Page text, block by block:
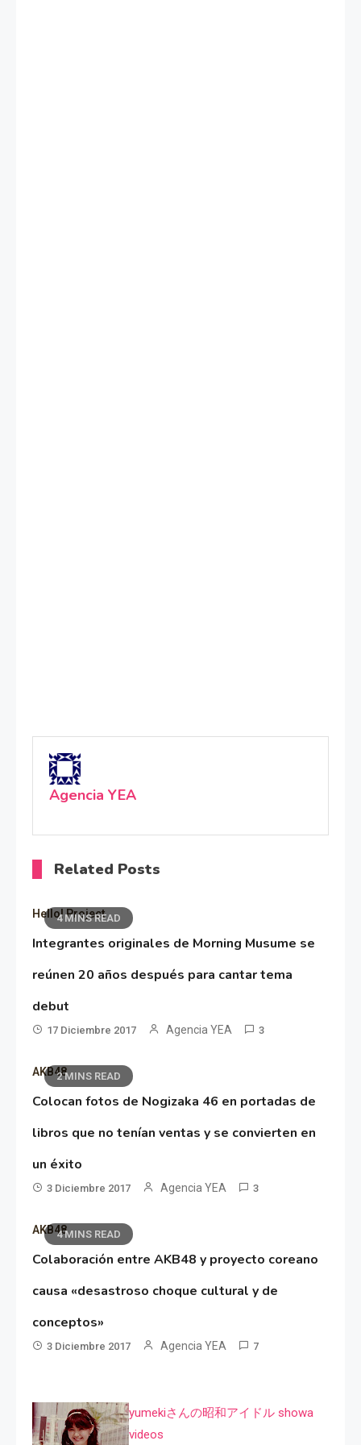
Agencia YEA
Related Posts
4 MINS READ
Hello! Project
Integrantes originales de Morning Musume se
reúnen 20 años después para cantar tema
debut
17 Diciembre 2017 Agencia YEA 3
2 MINS READ
AKB48
Colocan fotos de Nogizaka 46 en portadas de
libros que no tenían ventas y se convierten en
un éxito
3 Diciembre 2017 Agencia YEA 3
4 MINS READ
AKB48
Colaboración entre AKB48 y proyecto coreano
causa «desastroso choque cultural y de
conceptos»
3 Diciembre 2017 Agencia YEA 7
yumekiさんの昭和アイドル showa
videos